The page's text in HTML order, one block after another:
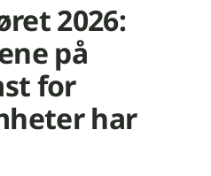
2026:
på
for
har